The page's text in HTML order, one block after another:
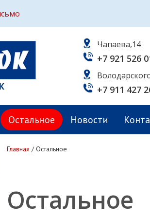
Чапаева,14
+7 921 526
+7 911 427
Остальное Новости
Главная /Остальное
Остальное